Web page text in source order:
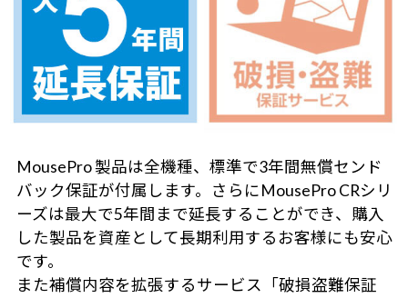
MousePro 製品は全機種、標準で3年間無償センド
バック保証が付属します。さらにMousePro CRシリ
ーズは最大で5年間まで延長することができ、購入
した製品を資産として長期利用するお客様にも安心
です。
また補償内容を拡張するサービス「破損盗難保証